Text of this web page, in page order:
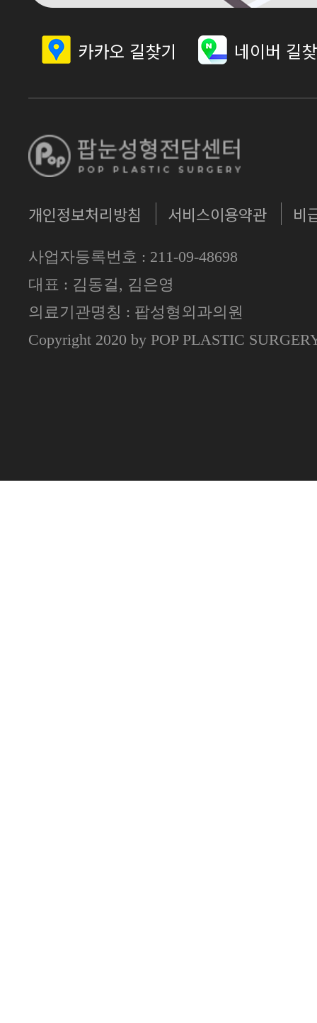
카카오 길찾기 네이버 길
개인정보처리방침 서비스이용약관 비
사업자등록번호 : 211-09-48698
대표 : 김동걸, 김은영
의료기관명칭 : 팝성형외과의원
Copyright 2020 by POP PLASTIC